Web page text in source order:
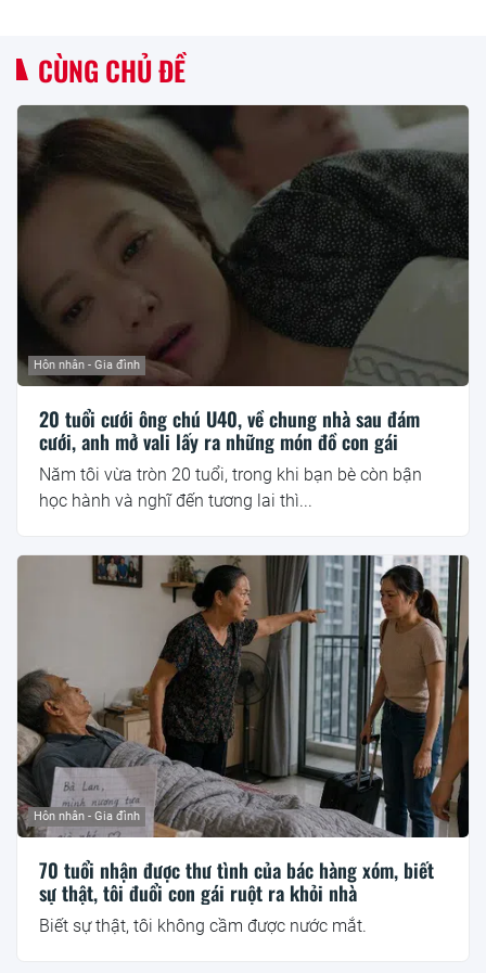
CÙNG CHỦ ĐỀ
Hôn nhân - Gia đình
20 tuổi cưới ông chú U40, về chung nhà sau đám
cưới, anh mở vali lấy ra những món đồ con gái
Năm tôi vừa tròn 20 tuổi, trong khi bạn bè còn bận
học hành và nghĩ đến tương lai thì...
Hôn nhân - Gia đình
70 tuổi nhận được thư tình của bác hàng xóm, biết
sự thật, tôi đuổi con gái ruột ra khỏi nhà
Biết sự thật, tôi không cầm được nước mắt.